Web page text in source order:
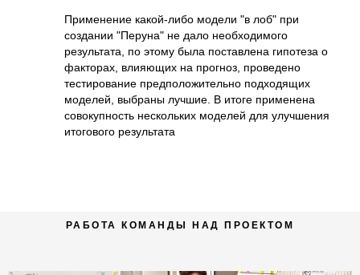
Применение какой-либо модели "в лоб" при
создании "Перуна" не дало необходимого
результата, по этому была поставлена гипотеза о
факторах, влияющих на прогноз, проведено
тестирование предположительно подходящих
моделей, выбраны лучшие. В итоге применена
совокупность нескольких моделей для улучшения
итогового результата
РАБОТА КОМАНДЫ НАД ПРОЕКТОМ